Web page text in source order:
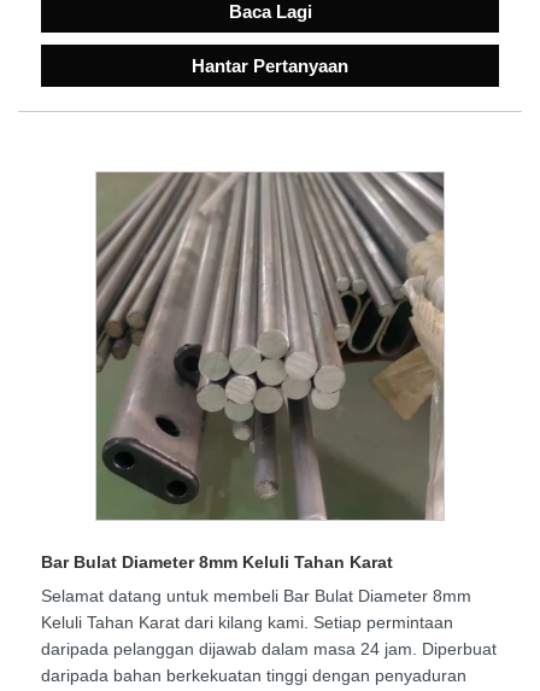
Baca Lagi
Hantar Pertanyaan
Bar Bulat Diameter 8mm Keluli Tahan Karat
Selamat datang untuk membeli Bar Bulat Diameter 8mm
Keluli Tahan Karat dari kilang kami. Setiap permintaan
daripada pelanggan dijawab dalam masa 24 jam. Diperbuat
daripada bahan berkekuatan tinggi dengan penyaduran